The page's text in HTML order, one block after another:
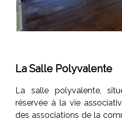
La Salle Polyvalente
La salle polyvalente,
réservée à la vie
des associations de la